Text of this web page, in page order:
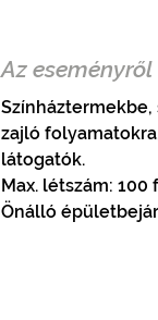
Az eseményről
zajló
látogatók.
Max. létszám: 100
Önálló